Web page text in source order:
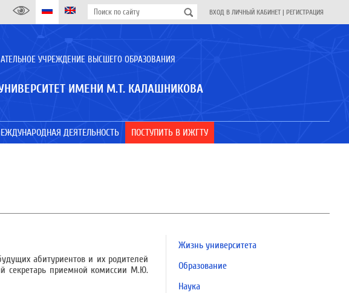
ВХОД В ЛИЧНЫЙ КАБИНЕТ | РЕГИСТРАЦИЯ
УЧРЕЖДЕНИЕ ВЫСШЕГО ОБРАЗОВАНИЯ
ИМЕНИ М.Т. КАЛАШНИКОВА
ДЕЯТЕЛЬНОСТЬ ПОСТУПИТЬ В ИЖГТУ
абитуриентов и их родителей
секретарь приемной комиссии М.Ю.
Жизнь университета
Образование
Наука